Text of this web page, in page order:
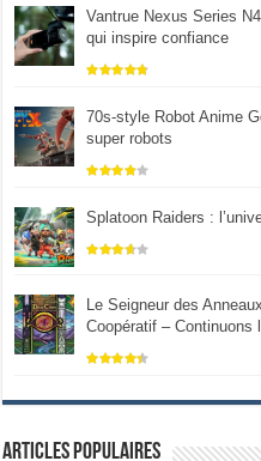
Vantrue Nexus Series
qui inspire confiance
70s-style Robot Anime
super robots
Splatoon Raiders :
Le Seigneur des
Coopératif – Continuons
Articles populaires